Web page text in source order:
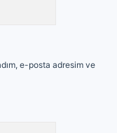
e-posta adresim ve